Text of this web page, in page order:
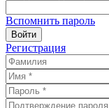
Вспомнить пароль
Войти
Регистрация